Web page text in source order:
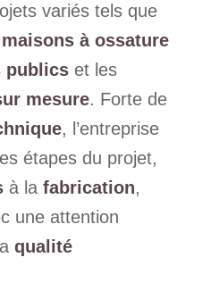
variés tels que
maisons à ossature
publicset les
mesure. Forte de
, l’entreprise
étapes du projet,
à la fabrication,
une attention
qualité